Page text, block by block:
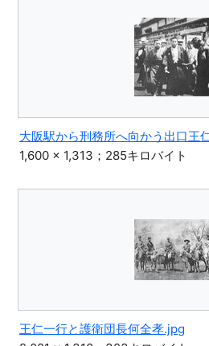
大阪駅から刑務所へ向かう出口王
1,600 × 1,313；285キロバイト
王仁一行と護衛団長何全孝.jpg